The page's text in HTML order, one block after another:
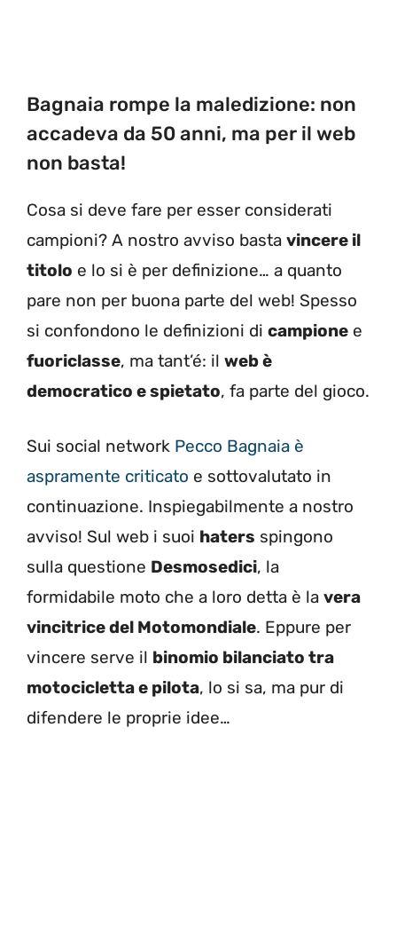
Bagnaia rompe la maledizione: non
accadeva da 50 anni, ma per il web
non basta!
Cosa si deve fare per esser considerati
campioni? A nostro avviso basta vincere il
titolo e lo si è per definizione… a quanto
pare non per buona parte del web! Spesso
si confondono le definizioni di campione e
fuoriclasse, ma tant’é: il web è
democratico e spietato, fa parte del gioco.
Sui social network Pecco Bagnaia è
aspramente criticato e sottovalutato in
continuazione. Inspiegabilmente a nostro
avviso! Sul web i suoi haters spingono
sulla questione Desmosedici, la
formidabile moto che a loro detta è la vera
vincitrice del Motomondiale. Eppure per
vincere serve il binomio bilanciato tra
motocicletta e pilota, lo si sa, ma pur di
difendere le proprie idee…